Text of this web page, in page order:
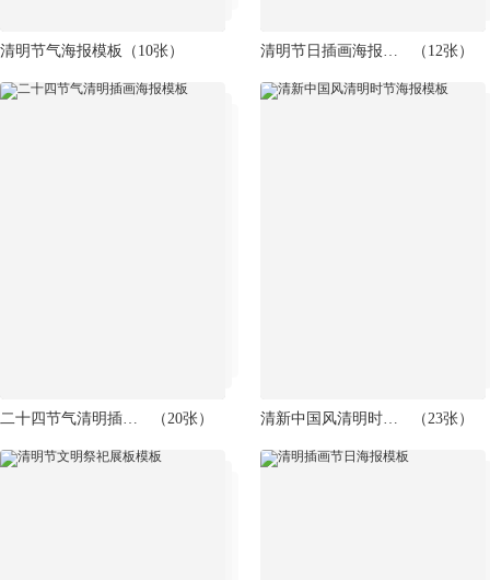
清明节气海报模板 （10张） 清明节日插画海报模板 （12张）
二十四节气清明插画海报模板 （20张） 清新中国风清明时节海报模板 （23张）